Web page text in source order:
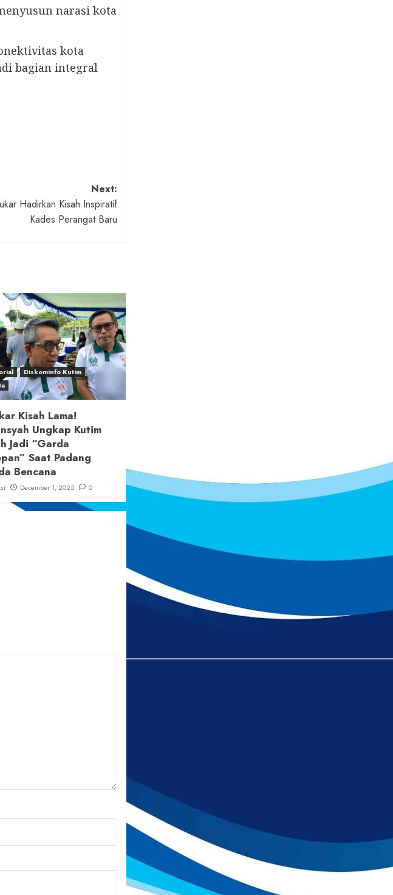
narasi kota
kota
bagian integral
Next:
Hadirkan Kisah Inspiratif
Kades Perangat Baru
Diskominfo Kutim
Kisah Lama!
Ungkap Kutim
Jadi “Garda
Saat Padang
Bencana
December 1, 2025 0